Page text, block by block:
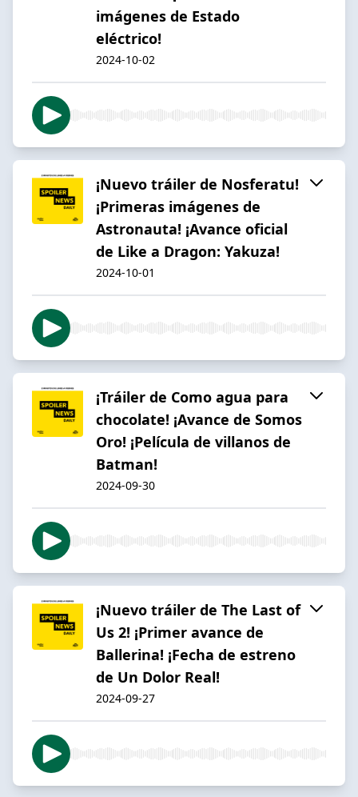
imágenes de Estado
eléctrico!
2024-10-02
¡Nuevo tráiler de Nosferatu!
¡Primeras imágenes de
Astronauta! ¡Avance oficial
de Like a Dragon: Yakuza!
2024-10-01
¡Tráiler de Como agua para
chocolate! ¡Avance de Somos
Oro! ¡Película de villanos de
Batman!
2024-09-30
¡Nuevo tráiler de The Last of
Us 2! ¡Primer avance de
Ballerina! ¡Fecha de estreno
de Un Dolor Real!
2024-09-27